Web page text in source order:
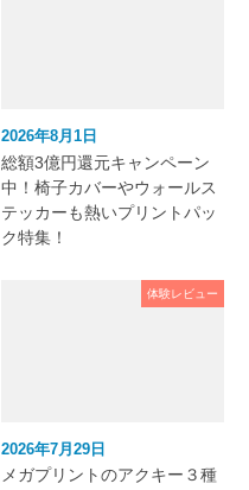
2026年8月1日
総額3億円還元キャンペーン
中！椅子カバーやウォールス
テッカーも熱いプリントパッ
ク特集！
体験レビュー
2026年7月29日
メガプリントのアクキー３種